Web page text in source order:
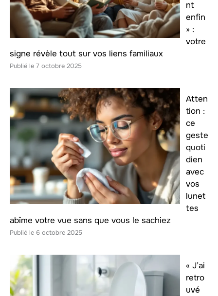
nt
enfin
» :
votre
signe révèle tout sur vos liens familiaux
7 octobre 2025
Atten
tion :
ce
geste
quoti
dien
avec
vos
lunet
tes
abîme votre vue sans que vous le sachiez
6 octobre 2025
« J’ai
retro
uvé